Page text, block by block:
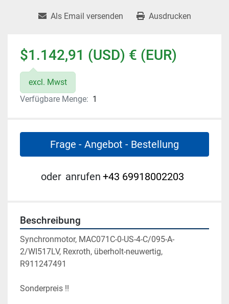
Als Email versenden Ausdrucken
$1.142,91 (USD) € (EUR)
excl. Mwst
Verfügbare Menge: 1
Frage - Angebot - Bestellung
oder anrufen +43 69918002203
Beschreibung
Synchronmotor, MAC071C-0-US-4-C/095-A-
2/WI517LV, Rexroth, überholt-neuwertig,
R911247491
Sonderpreis !!